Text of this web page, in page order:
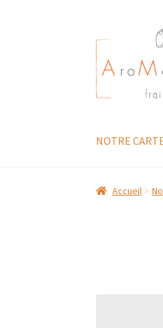
Aller
à
la
navigation
Aller
au
contenu
NOTRE
Accueil